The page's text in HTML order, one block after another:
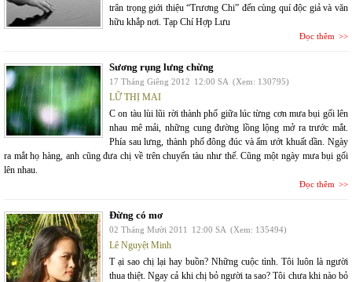
trân trọng giới thiệu “Trương Chi” đến cùng quí độc giả và văn
hữu khắp nơi. Tạp Chí Hợp Lưu
Đọc thêm
Sương rụng lưng chừng
17 Tháng Giêng 2012 12:00 SA (Xem: 130795)
LỮ THỊ MAI
C on tàu lùi lũi rời thành phố giữa lúc từng cơn mưa bụi gối lên
nhau mê mải, những cung đường lồng lộng mở ra trước mắt.
Phía sau lưng, thành phố đông đúc và ẩm ướt khuất dần. Ngày
ra mắt họ hàng, anh cũng đưa chị về trên chuyến tàu như thế. Cũng một ngày mưa bụi gối
lên nhau.
Đọc thêm
Đừng có mơ
02 Tháng Mười 2011 12:00 SA (Xem: 135494)
Lê Nguyệt Minh
T ại sao chị lại hay buồn? Những cuộc tình. Tôi luôn là người
thua thiệt. Ngay cả khi chị bỏ người ta sao? Tôi chưa khi nào bỏ